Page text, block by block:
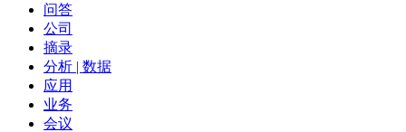
问答
公司
摘录
分析 | 数据
应用
业务
会议